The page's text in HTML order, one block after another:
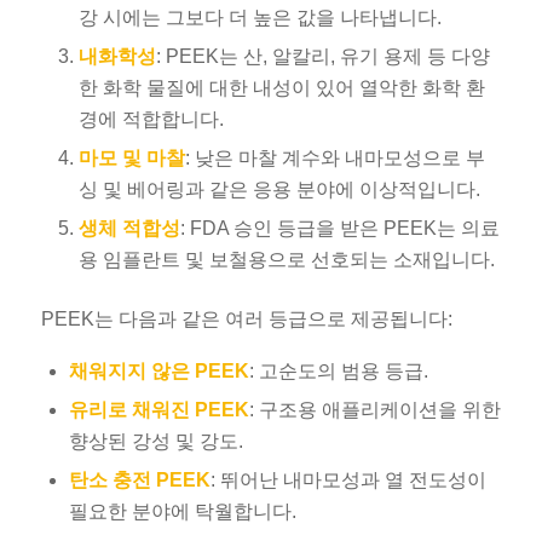
강 시에는 그보다 더 높은 값을 나타냅니다.
내화학성: PEEK는 산, 알칼리, 유기 용제 등 다양
한 화학 물질에 대한 내성이 있어 열악한 화학 환
경에 적합합니다.
마모 및 마찰: 낮은 마찰 계수와 내마모성으로 부
싱 및 베어링과 같은 응용 분야에 이상적입니다.
생체 적합성: FDA 승인 등급을 받은 PEEK는 의료
용 임플란트 및 보철용으로 선호되는 소재입니다.
PEEK는 다음과 같은 여러 등급으로 제공됩니다:
채워지지 않은 PEEK: 고순도의 범용 등급.
유리로 채워진 PEEK: 구조용 애플리케이션을 위한
향상된 강성 및 강도.
탄소 충전 PEEK: 뛰어난 내마모성과 열 전도성이
필요한 분야에 탁월합니다.